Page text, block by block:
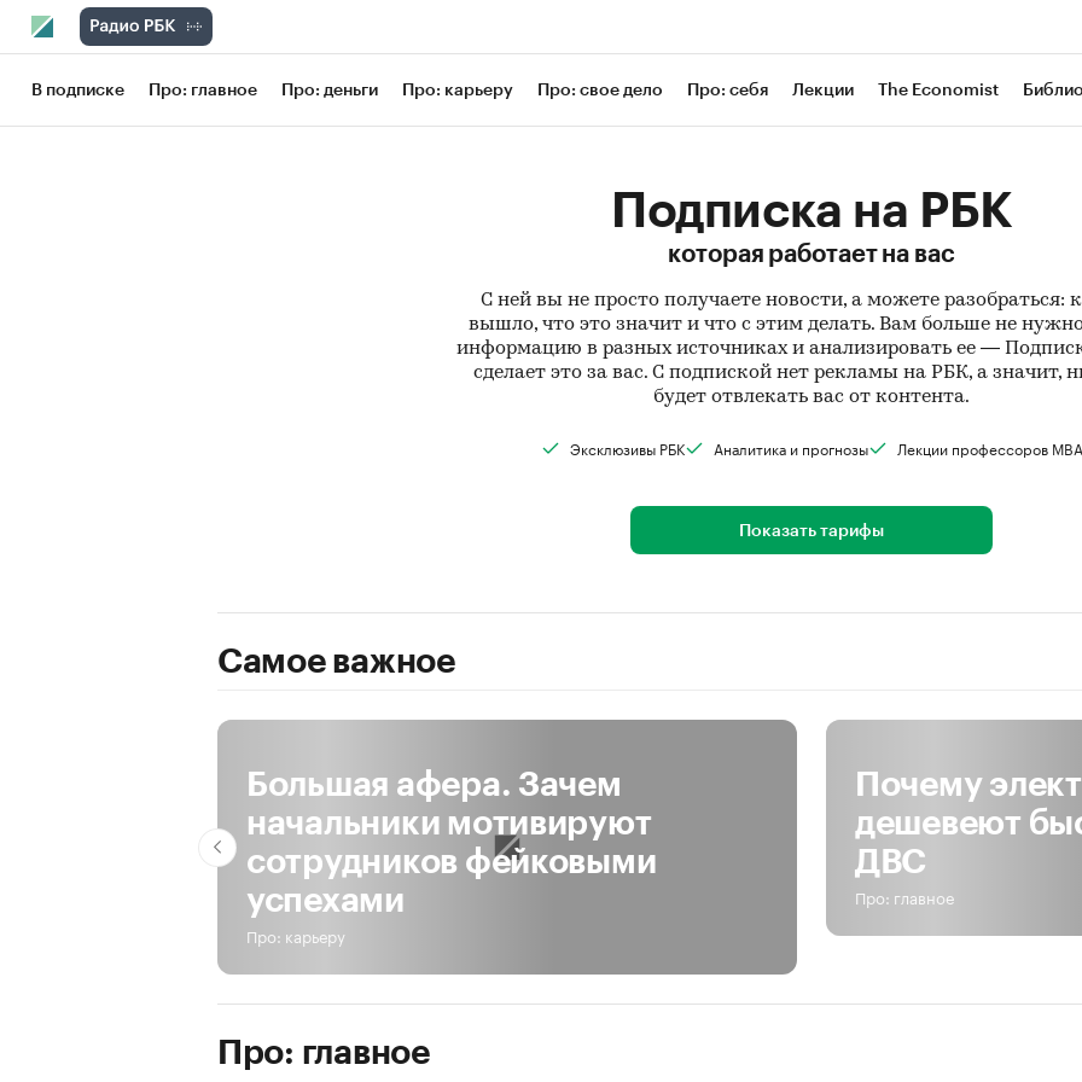
В подписке Про: главное Про: деньги Про: карьеру Про: свое дело Про: себя Лекции The Economist
Подписка на РБК
которая работает на вас
С ней вы не просто получаете новости, а можете разобраться:
вышло, что это значит и что с этим делать. Вам больше не
информацию в разных источниках и анализировать ее —
сделает это за вас. С подпиской нет рекламы на РБК, а значит,
будет отвлекать вас от контента.
Эксклюзивы РБК Аналитика и прогнозы Лекции профессоров MBA
Показать тарифы
Самое важное
Большая афера. Зачем
начальники мотивируют
сотрудников фейковыми
успехами
Про: карьеру
Почему
дешевеют
ДВС
Про: главное
Про: главное